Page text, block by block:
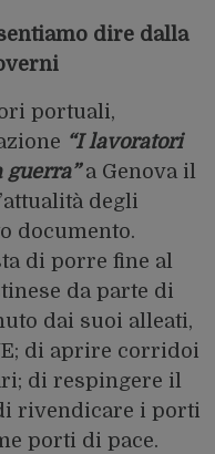
dire dalla
portuali,
“I lavoratori
a Genova il
degli
documento.
di porre fine al
da parte di
dai suoi alleati,
di aprire corridoi
di respingere il
rivendicare i porti
porti di pace.